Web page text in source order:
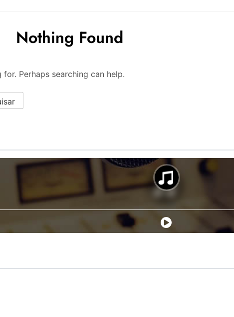
Nothing Found
Perhaps searching can help.